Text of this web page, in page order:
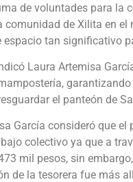
de voluntades para la
comunidad de Xilita en
espacio tan significativo
Laura Artemisa
el panteón de
García consideró que
colectivo ya que a
mil pesos, sin
de la tesorera fue más